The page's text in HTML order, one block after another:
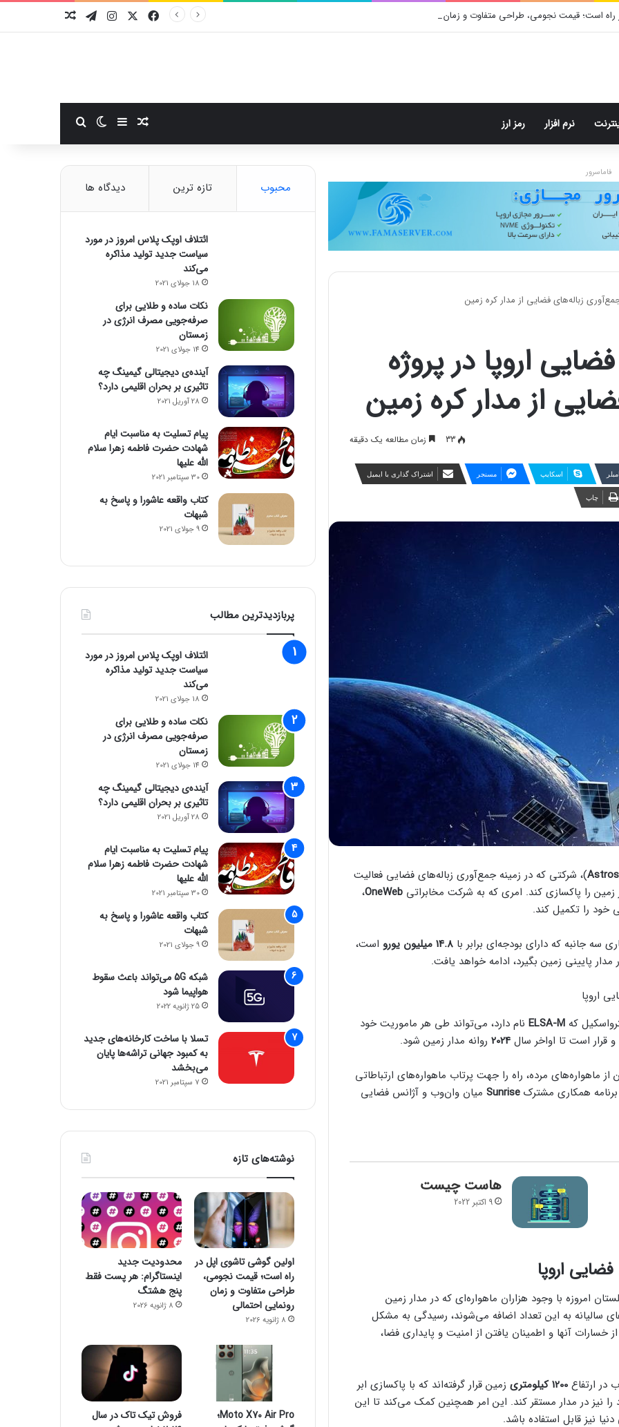
است؛ قیمت نجومی، طراحی متفاوت و زمان رونمایی احتمالی فیسبوکایکس اینستاگرام
تلگرام
نرم افزار رمز ارز نوشته تصادفی
سایدبارتغییر پوسته
فاماسرور
زباله‌های فضایی از مدار کره زمین
اروپا در پروژه
از مدار کره زمین
33 زمان مطالعه یک دقیقه
اسکایپ مسنجر اشتراک گذاری با ایمیل
چاپ
)، شرکتی که در زمینه جمع‌آوری زباله‌های فضایی فعالیت
زمین را پاکسازی کند. امری که به شرکت مخابراتی OneWeb،
خود را تکمیل کند.
سه جانبه که دارای بودجه‌ای برابر با 14.8 میلیون یورو
است،
پایینی زمین بگیرد، ادامه خواهد یافت.
که ELSA-M نام دارد، می‌تواند طی هر ماموریت خود
قرار است تا اواخر سال 2024 روانه مدار زمین شود.
ماهواره‌های مرده، راه را جهت پرتاب ماهواره‌های ارتباطاتی
همکاری مشترک Sunrise میان وان‌وب و آژانس فضایی
هاست چیست
9 اکتبر 2022
اروپا
امروزه با وجود هزاران ماهواره‌ای که در مدار زمین
سالیانه به این تعداد اضافه می‌شوند، رسیدگی به مشکل
آنها و اطمینان یافتن از امنیت و پایداری فضا،
در ارتفاع 1200 کیلومتری
زمین قرار گرفته‌اند که با پاکسازی ابر
نیز در مدار مستقر کند. این امر همچنین کمک می‌کند تا این
نیز قابل استفاده باشد.
محبوب تازه ترین دیدگاه ها
ائتلاف اوپک پلاس امروز در مورد
سیاست جدید تولید مذاکره
می‌کند
18 جولای 2021
نکات ساده و طلایی برای
صرفه‌جویی مصرف انرژی در
زمستان
14 جولای 2021
آینده‌ی دیجیتالی گیمینگ چه
تاثیری بر بحران اقلیمی دارد؟
28 آوریل 2021
پیام تسلیت به مناسبت ایام
شهادت حضرت فاطمه زهرا سلام
الله علیها
30 سپتامبر 2021
کتاب واقعه عاشورا و پاسخ به
شبهات
9 جولای 2021
پربازدیدترین مطالب
ائتلاف اوپک پلاس امروز در مورد
سیاست جدید تولید مذاکره
می‌کند
18 جولای 2021
نکات ساده و طلایی برای
صرفه‌جویی مصرف انرژی در
زمستان
14 جولای 2021
آینده‌ی دیجیتالی گیمینگ چه
تاثیری بر بحران اقلیمی دارد؟
28 آوریل 2021
پیام تسلیت به مناسبت ایام
شهادت حضرت فاطمه زهرا سلام
الله علیها
30 سپتامبر 2021
کتاب واقعه عاشورا و پاسخ به
شبهات
9 جولای 2021
شبکه 5G می‌تواند باعث سقوط
هواپیما شود
25 ژانویه 2022
تسلا با ساخت کارخانه‌های جدید
به کمبود جهانی تراشه‌ها پایان
می‌بخشد
7 سپتامبر 2021
نوشته‌های تازه
اولین گوشی تاشوی اپل در
راه است؛ قیمت نجومی،
طراحی متفاوت و زمان
رونمایی احتمالی
8 ژانویه 2026
محدودیت جدید
اینستاگرام: هر پست فقط
پنج هشتگ
8 ژانویه 2026
Moto X70 Air Pro؛
فروش تیک تاک در سال